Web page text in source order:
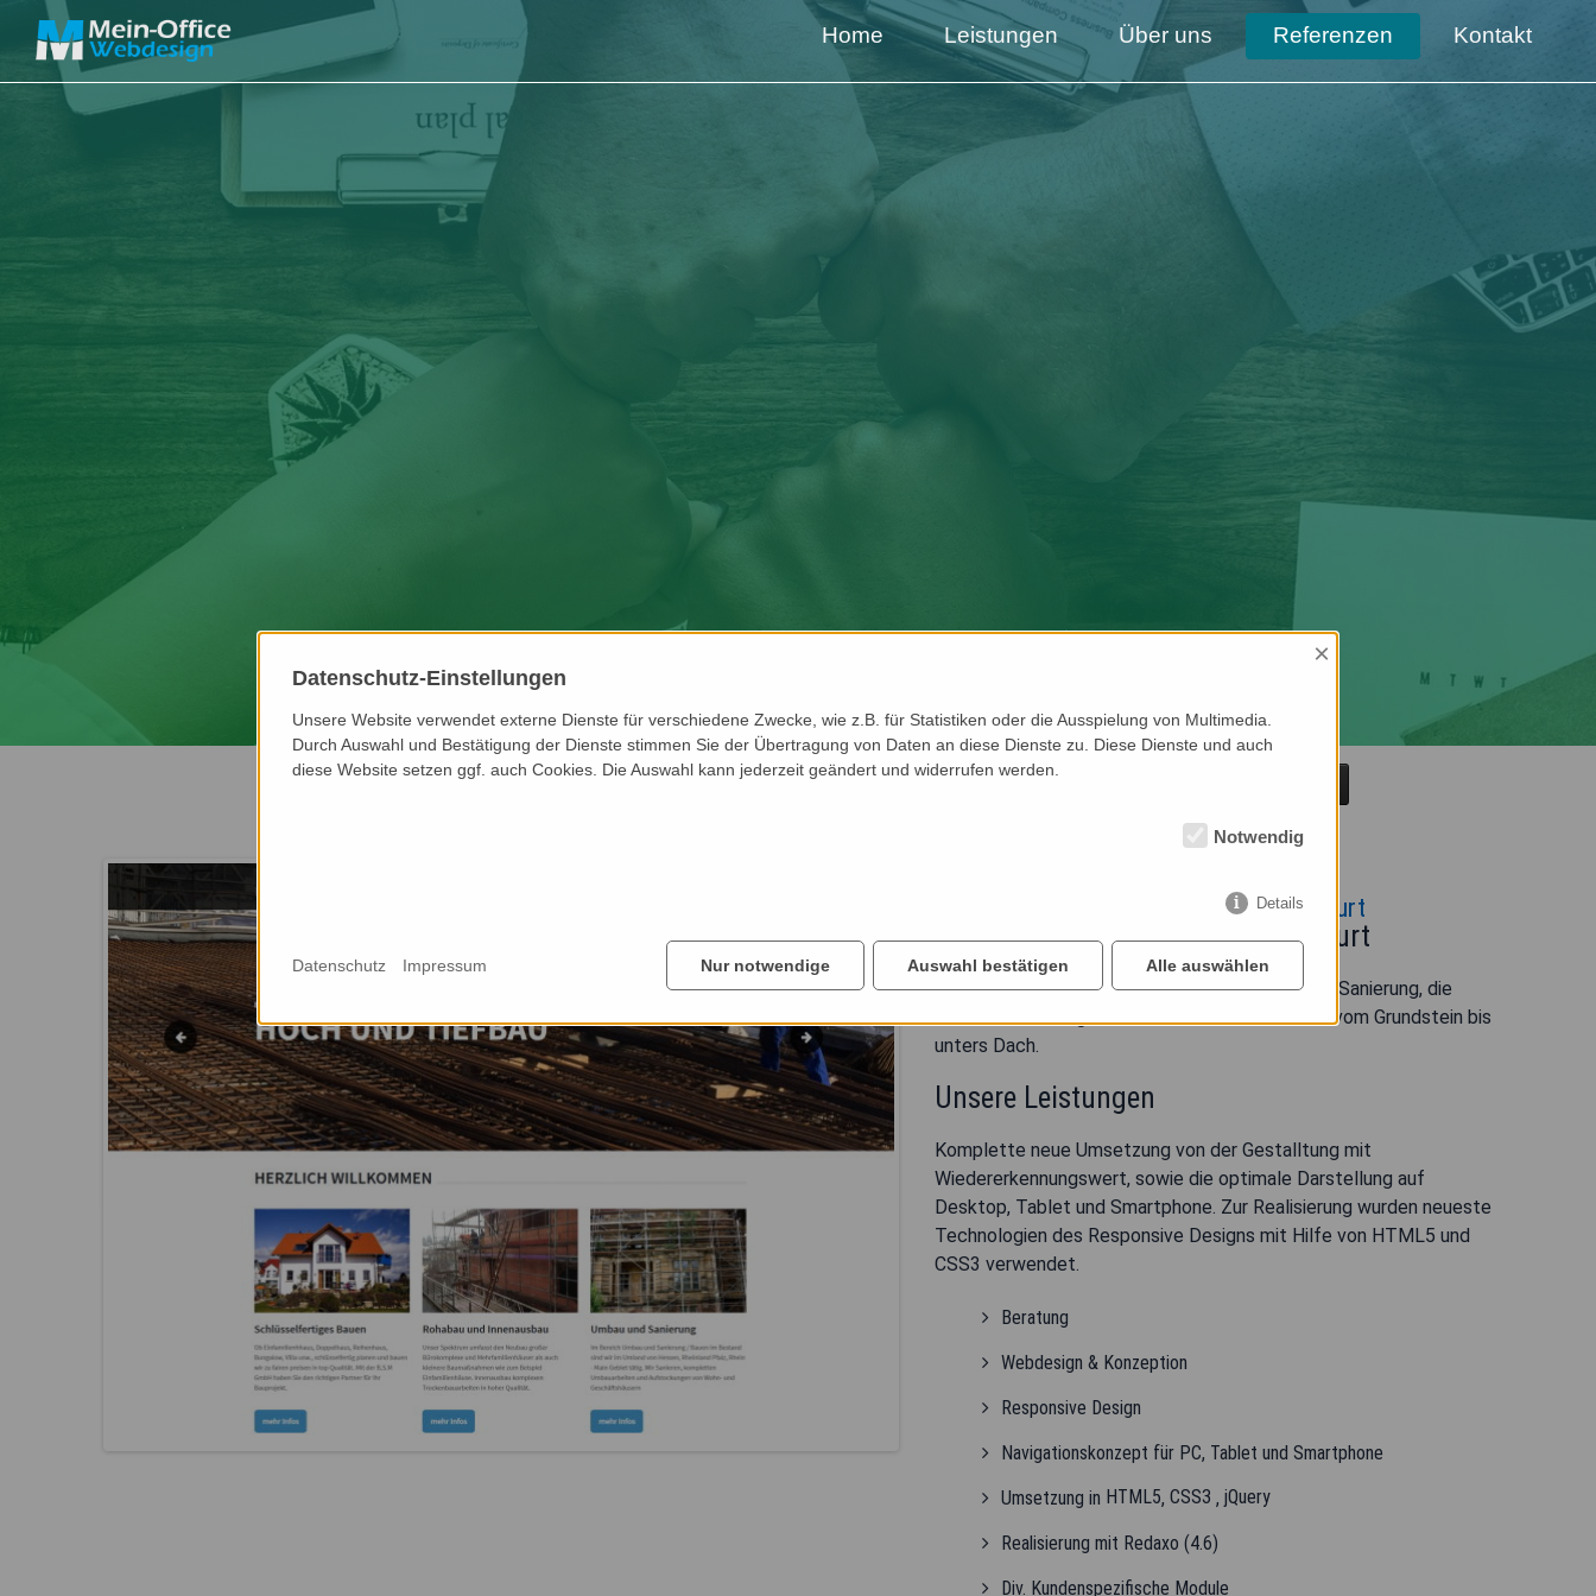
Home Leistungen Über uns Referenzen Kontakt
B.S.M GmbH Bauunternehmen in Frankfurt
B.S.M. – Bauunternehmen Frankfurt
Ob Wohnhaus oder Gewerbebau, ob Umbau oder Sanierung, die
B.S.M. GmbH bringt Qualität auf die Baustelle – vom Grundstein bis
unters Dach.
Unsere Leistungen
Komplette neue Umsetzung von der Gestalltung mit
Wiedererkennungswert, sowie die optimale Darstellung auf
Desktop, Tablet und Smartphone. Zur Realisierung wurden neueste
Technologien des Responsive Designs mit Hilfe von HTML5 und
CSS3 verwendet.
Beratung
Webdesign & Konzeption
Responsive Design
Navigationskonzept für PC, Tablet und Smartphone
Umsetzung in HTML5, CSS3 , jQuery
Realisierung mit Redaxo (4.6)
Div. Kundenspezifische Module
Datenschutz-Einstellungen
×
Unsere Website verwendet externe Dienste für verschiedene Zwecke, wie z.B. für Statistiken oder die Ausspielung von Multimedia.
Durch Auswahl und Bestätigung der Dienste stimmen Sie der Übertragung von Daten an diese Dienste zu. Diese Dienste und auch
diese Website setzen ggf. auch Cookies. Die Auswahl kann jederzeit geändert und widerrufen werden.
Notwendig
Details
Nur notwendige Auswahl bestätigen Alle auswählen
Datenschutz Impressum